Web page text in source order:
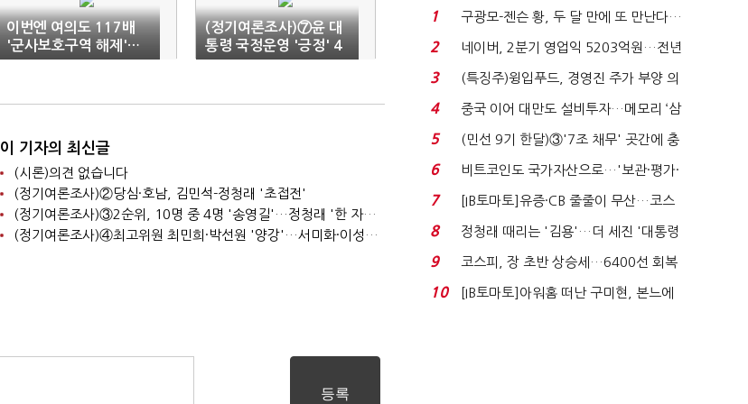
이번엔 여의도 117배
'군사보호구역 해제'…
윤 대통령 또 관권선거
(정기여론조사)⑦윤 대
통령 국정운영 '긍정' 4
0.2% 대 '부정' 56.
이 기자의 최신글
(시론)의견 없습니다
(정기여론조사)②당심·호남, 김민석-정청래 '초접전'
(정기여론조사)③2순위, 10명 중 4명 '송영길'…정청래 '한 자릿수'
(정기여론조사)④최고위원 최민희·박선원 '양강'…서미화·이성윤·임미애 뒤이어
1
구광모-젠슨 황, 두 달 만에 또 만난다…
로봇·AI 등 논...
2
네이버, 2분기 영업익 5203억원…전년
비 0.2% 감소...
3
(특징주)윙입푸드, 경영진 주가 부양 의
지에 상한가...
4
중국 이어 대만도 설비투자…메모리 ‘삼
국전쟁’
5
(민선 9기 한달)③'7조 채무' 곳간에 충
격…추미애, 20년...
6
비트코인도 국가자산으로…'보관·평가·
처분' 기준은 ...
7
[IB토마토]유증·CB 줄줄이 무산…코스
닥 벌점 급증에 ...
8
정청래 때리는 '김용'…더 세진 '대통령
최측근' 입...
9
코스피, 장 초반 상승세…6400선 회복
시도
10
[IB토마토]아워홈 떠난 구미현, 본느에